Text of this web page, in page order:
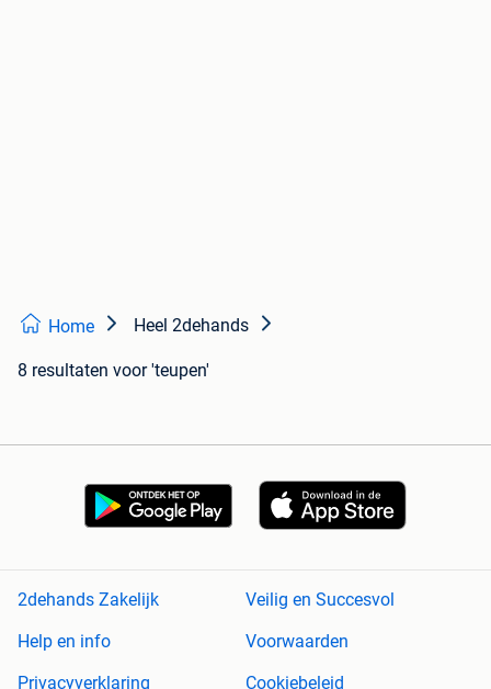
Home Heel 2dehands
8 resultaten voor 'teupen'
2dehands Zakelijk
Veilig en Succesvol
Help en info
Voorwaarden
Privacyverklaring
Cookiebeleid